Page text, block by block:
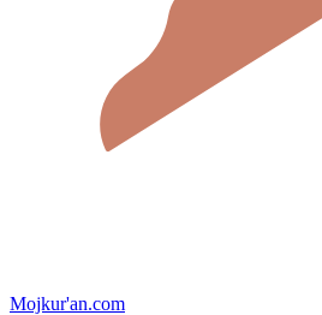
Mojkur'an.com